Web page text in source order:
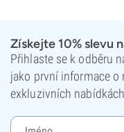
Získejte 10% slevu
Přihlaste se k odběru
jako první informace
exkluzivních